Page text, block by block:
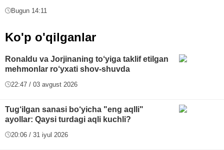
Bugun 14:11
Ko'p o'qilganlar
Ronaldu va Jorjinaning to‘yiga taklif etilgan
mehmonlar ro‘yxati shov-shuvda
22:47 / 03 avgust 2026
Tug‘ilgan sanasi bo‘yicha "eng aqlli"
ayollar: Qaysi turdagi aqli kuchli?
20:06 / 31 iyul 2026